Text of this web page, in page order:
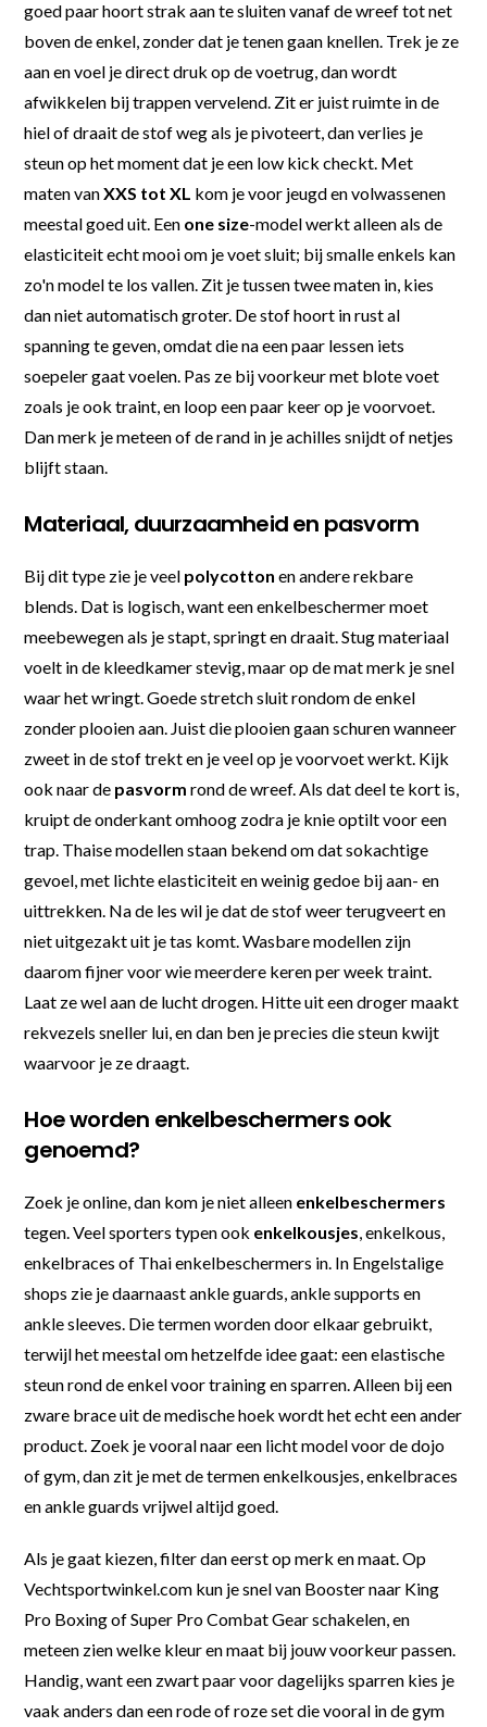
goed paar hoort strak aan te sluiten vanaf de wreef tot net
boven de enkel, zonder dat je tenen gaan knellen. Trek je ze
aan en voel je direct druk op de voetrug, dan wordt
afwikkelen bij trappen vervelend. Zit er juist ruimte in de
hiel of draait de stof weg als je pivoteert, dan verlies je
steun op het moment dat je een low kick checkt. Met
maten vanXXS tot XL kom je voor jeugd en volwassenen
meestal goed uit. Een one size-model werkt alleen als de
elasticiteit echt mooi om je voet sluit; bij smalle enkels kan
zo'n model te los vallen. Zit je tussen twee maten in, kies
dan niet automatisch groter. De stof hoort in rust al
spanning te geven, omdat die na een paar lessen iets
soepeler gaat voelen. Pas ze bij voorkeur met blote voet
zoals je ook traint, en loop een paar keer op je voorvoet.
Dan merk je meteen of de rand in je achilles snijdt of netjes
blijft staan.
Materiaal, duurzaamheid en pasvorm
Bij dit type zie je veel polycotton en andere rekbare
blends. Dat is logisch, want een enkelbeschermer moet
meebewegen als je stapt, springt en draait. Stug materiaal
voelt in de kleedkamer stevig, maar op de mat merk je snel
waar het wringt. Goede stretch sluit rondom de enkel
zonder plooien aan. Juist die plooien gaan schuren wanneer
zweet in de stof trekt en je veel op je voorvoet werkt. Kijk
ook naar de pasvorm rond de wreef. Als dat deel te kort is,
kruipt de onderkant omhoog zodra je knie optilt voor een
trap. Thaise modellen staan bekend om dat sokachtige
gevoel, met lichte elasticiteit en weinig gedoe bij aan- en
uittrekken. Na de les wil je dat de stof weer terugveert en
niet uitgezakt uit je tas komt. Wasbare modellen zijn
daarom fijner voor wie meerdere keren per week traint.
Laat ze wel aan de lucht drogen. Hitte uit een droger maakt
rekvezels sneller lui, en dan ben je precies die steun kwijt
waarvoor je ze draagt.
Hoe worden enkelbeschermers ook
genoemd?
Zoek je online, dan kom je niet alleen enkelbeschermers
tegen. Veel sporters typen ook enkelkousjes, enkelkous,
enkelbraces of Thai enkelbeschermers in. In Engelstalige
shops zie je daarnaast ankle guards, ankle supports en
ankle sleeves. Die termen worden door elkaar gebruikt,
terwijl het meestal om hetzelfde idee gaat: een elastische
steun rond de enkel voor training en sparren. Alleen bij een
zware brace uit de medische hoek wordt het echt een ander
product. Zoek je vooral naar een licht model voor de dojo
of gym, dan zit je met de termen enkelkousjes, enkelbraces
en ankle guards vrijwel altijd goed.
Als je gaat kiezen, filter dan eerst op merk en maat. Op
Vechtsportwinkel.com kun je snel van Booster naar King
Pro Boxing of Super Pro Combat Gear schakelen, en
meteen zien welke kleur en maat bij jouw voorkeur passen.
Handig, want een zwart paar voor dagelijks sparren kies je
vaak anders dan een rode of roze set die vooral in de gym